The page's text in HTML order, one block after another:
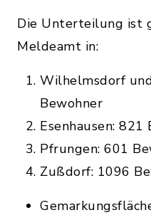
Die Unterteilung ist
Meldeamt in:
Wilhelmsdorf
Bewohner
Esenhausen: 821
Pfrungen: 601
Zußdorf: 1096